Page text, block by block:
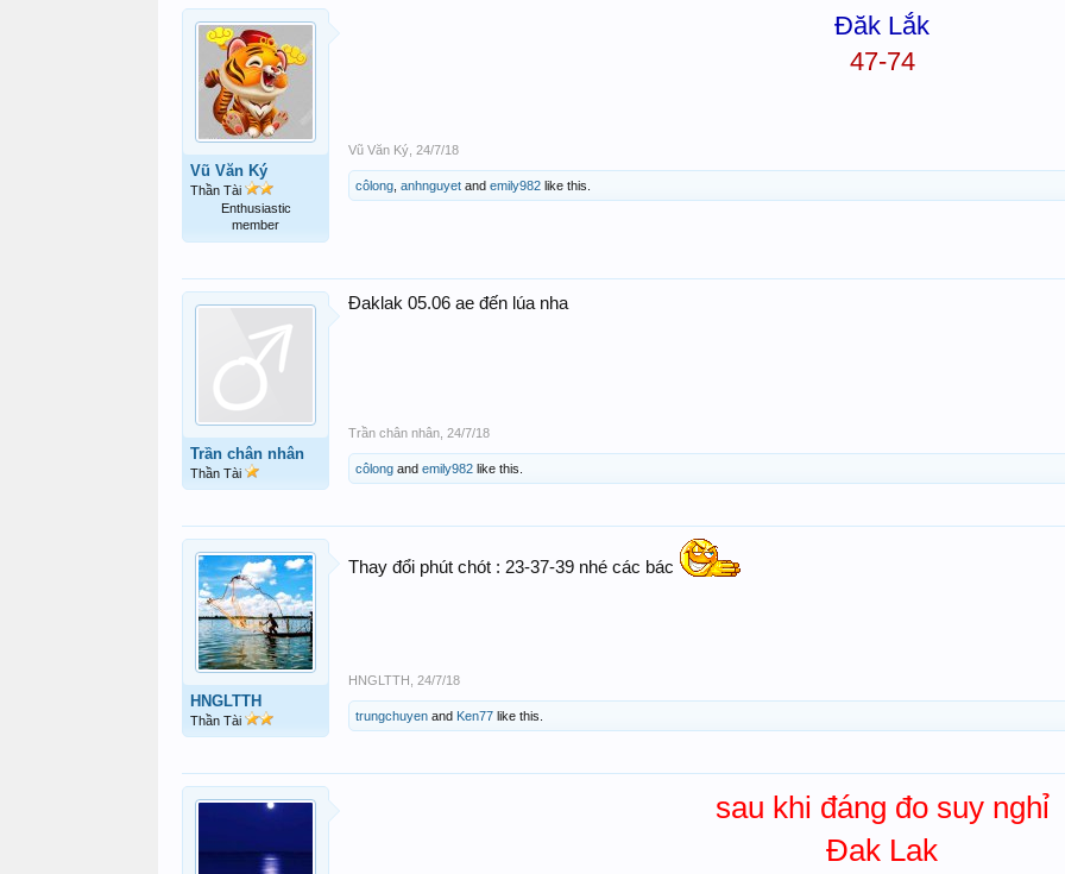
Vũ Văn Ký
Thần Tài
Enthusiastic
member
Đăk Lắk
47-74
Vũ Văn Ký 24/7/18
côlong anhnguyet and emily982 like this.
Trần chân nhân
Thần Tài
Đaklak 05.06 ae đến lúa nha
Trần chân nhân 24/7/18
côlong and emily982 like this.
HNGLTTH
Thần Tài
Thay đổi phút chót : 23-37-39 nhé các bác
HNGLTTH 24/7/18
trungchuyen and Ken77 like this.
sau khi đáng đo suy nghỉ
Đak Lak